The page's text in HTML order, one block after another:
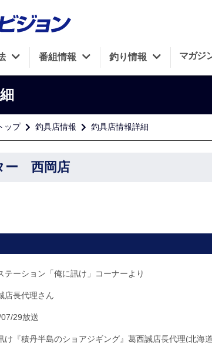
番組情報 釣り情報 マガジ
ップ 釣具店情報 釣具店情報詳細
ー 西岡店
テーション「俺に訊け」コーナーより
店長代理さん
29放送
け『積丹半島のショアジギング』葛西誠店長代理(北海